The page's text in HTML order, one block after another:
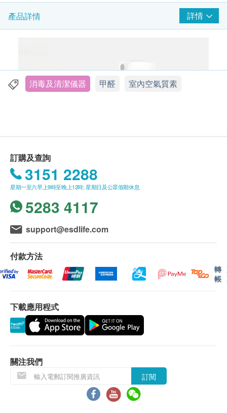
產品詳情 詳情
消毒及清潔儀器 甲醛 室內空氣質素
訂購及查詢
3151 2288
星期一至六早上9時至晚上12時; 星期日及公眾假期休息
5283 4117
support@esdlife.com
付款方法
轉
帳
下載應用程式
關注我們
訂閱